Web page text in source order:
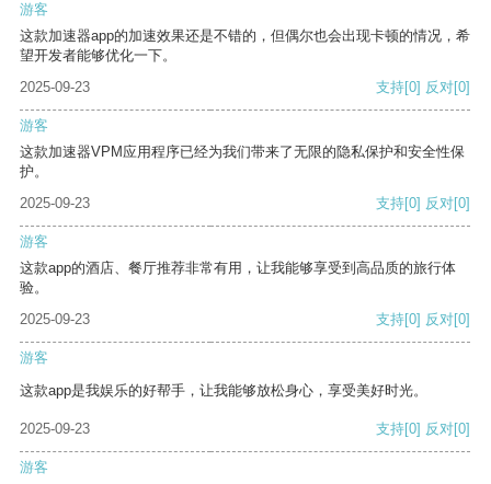
游客
这款加速器app的加速效果还是不错的，但偶尔也会出现卡顿的情况，希
望开发者能够优化一下。
2025-09-23
支持[0] 反对[0]
游客
这款加速器VPM应用程序已经为我们带来了无限的隐私保护和安全性保
护。
2025-09-23
支持[0] 反对[0]
游客
这款app的酒店、餐厅推荐非常有用，让我能够享受到高品质的旅行体
验。
2025-09-23
支持[0] 反对[0]
游客
这款app是我娱乐的好帮手，让我能够放松身心，享受美好时光。
2025-09-23 支持[0] 反对[0]
游客